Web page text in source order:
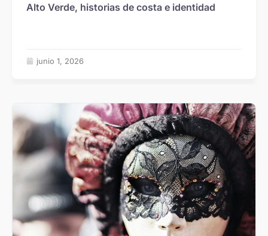
Alto Verde, historias de costa e identidad
junio 1, 2026